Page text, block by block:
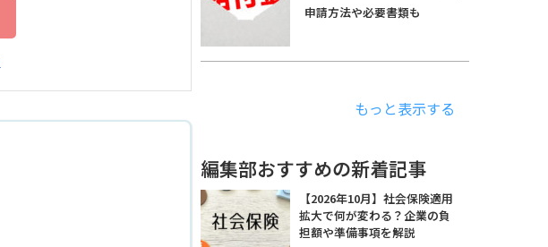
申請方法や必要書類も
もっと表示する
編集部おすすめの新着記事
【2026年10月】社会保険適用
拡大で何が変わる？企業の負
担額や準備事項を解説